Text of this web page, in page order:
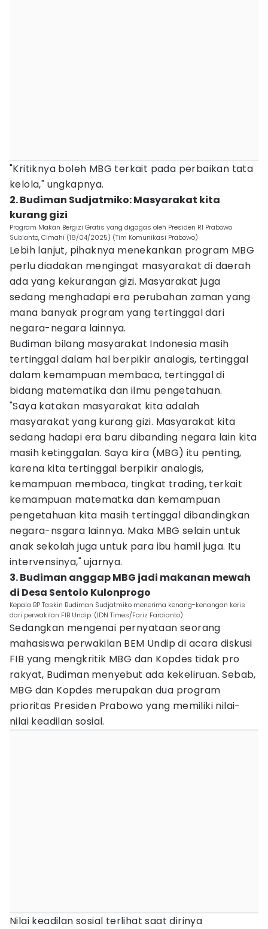
"Kritiknya boleh MBG terkait pada perbaikan tata
kelola," ungkapnya.
2. Budiman Sudjatmiko: Masyarakat kita
kurang gizi
Program Makan Bergizi Gratis yang digagas oleh Presiden RI Prabowo
Subianto, Cimahi (18/04/2025) (Tim Komunikasi Prabowo)
Lebih lanjut, pihaknya menekankan program MBG
perlu diadakan mengingat masyarakat di daerah
ada yang kekurangan gizi. Masyarakat juga
sedang menghadapi era perubahan zaman yang
mana banyak program yang tertinggal dari
negara-negara lainnya.
Budiman bilang masyarakat Indonesia masih
tertinggal dalam hal berpikir analogis, tertinggal
dalam kemampuan membaca, tertinggal di
bidang matematika dan ilmu pengetahuan.
"Saya katakan masyarakat kita adalah
masyarakat yang kurang gizi. Masyarakat kita
sedang hadapi era baru dibanding negara lain kita
masih ketinggalan. Saya kira (MBG) itu penting,
karena kita tertinggal berpikir analogis,
kemampuan membaca, tingkat trading, terkait
kemampuan matematka dan kemampuan
pengetahuan kita masih tertinggal dibandingkan
negara-nsgara lainnya. Maka MBG selain untuk
anak sekolah juga untuk para ibu hamil juga. Itu
intervensinya," ujarnya.
3. Budiman anggap MBG jadi makanan mewah
di Desa Sentolo Kulonprogo
Kepala BP Taskin Budiman Sudjatmiko menerima kenang-kenangan keris
dari perwakilan FIB Undip. (IDN Times/Fariz Fardianto)
Sedangkan mengenai pernyataan seorang
mahasiswa perwakilan BEM Undip di acara diskusi
FIB yang mengkritik MBG dan Kopdes tidak pro
rakyat, Budiman menyebut ada kekeliruan. Sebab,
MBG dan Kopdes merupakan dua program
prioritas Presiden Prabowo yang memiliki nilai-
nilai keadilan sosial.
Nilai keadilan sosial terlihat saat dirinya